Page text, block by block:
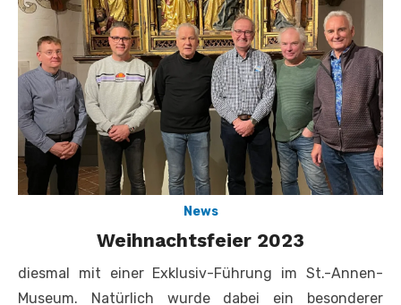
News
Weihnachtsfeier 2023
diesmal mit einer Exklusiv-Führung im St.-Annen-
Museum. Natürlich wurde dabei ein besonderer